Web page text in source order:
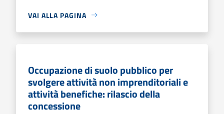
VAI ALLA PAGINA
Occupazione di suolo pubblico per
svolgere attività non imprenditoriali e
attività benefiche: rilascio della
concessione